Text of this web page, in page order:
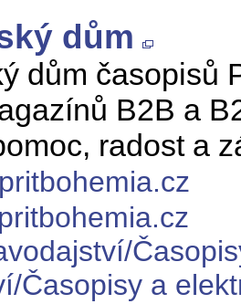
dům
dům časopisů
B2B a
radost a
Časopisy a